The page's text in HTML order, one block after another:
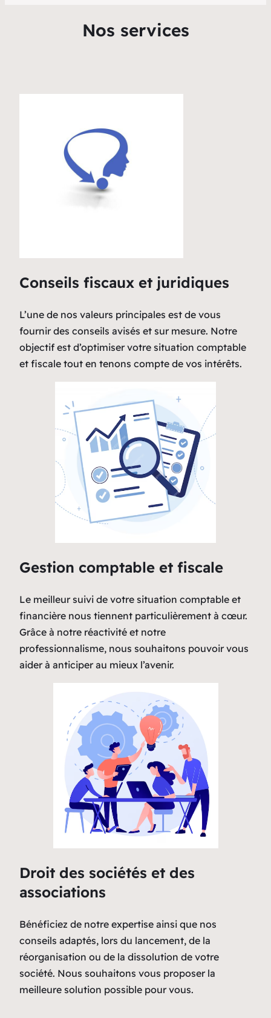
Nos services
Conseils fiscaux et juridiques
L’une de nos valeurs principales est de vous
fournir des conseils avisés et sur mesure. Notre
objectif est d’optimiser votre situation comptable
et fiscale tout en tenons compte de vos intérêts.
Gestion comptable et fiscale
Le meilleur suivi de votre situation comptable et
financière nous tiennent particulièrement à cœur.
Grâce à notre réactivité et notre
professionnalisme, nous souhaitons pouvoir vous
aider à anticiper au mieux l’avenir.
Droit des sociétés et des
associations
Bénéficiez de notre expertise ainsi que nos
conseils adaptés, lors du lancement, de la
réorganisation ou de la dissolution de votre
société. Nous souhaitons vous proposer la
meilleure solution possible pour vous.